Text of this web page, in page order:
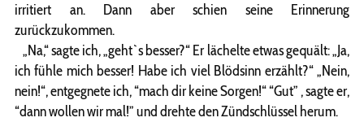
irritiert an. Dann aber schien seine Erinnerung
zurückzukommen.
„Na,“ sagte ich, „geht`s besser?“ Er lächelte etwas gequält: „Ja,
ich fühle mich besser! Habe ich viel Blödsinn erzählt?“ „Nein,
nein!“, entgegnete ich, “mach dir keine Sorgen!“ “Gut” , sagte er,
“dann wollen wir mal!” und drehte den Zündschlüssel herum.